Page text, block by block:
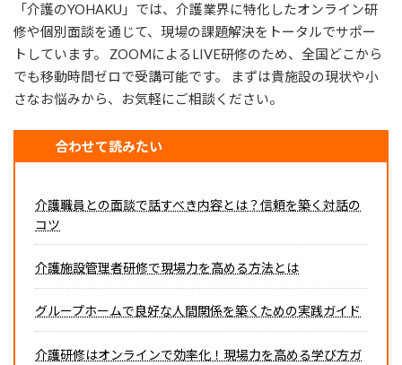
「介護のYOHAKU」では、介護業界に特化したオンライン研
修や個別面談を通じて、現場の課題解決をトータルでサポー
トしています。 ZOOMによるLIVE研修のため、全国どこから
でも移動時間ゼロで受講可能です。 まずは貴施設の現状や小
さなお悩みから、お気軽にご相談ください。
合わせて読みたい
介護職員との面談で話すべき内容とは？信頼を築く対話の
コツ
介護施設管理者研修で現場力を高める方法とは
グループホームで良好な人間関係を築くための実践ガイド
介護研修はオンラインで効率化！現場力を高める学び方ガ